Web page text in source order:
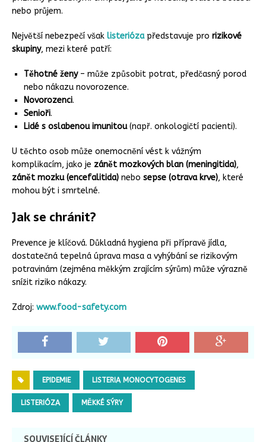
nebo průjem.
Největší nebezpečí však listerióza představuje pro rizikové
skupiny, mezi které patří:
Těhotné ženy– může způsobit potrat, předčasný porod
nebo nákazu novorozence.
Novorozenci.
Senioři.
Lidé s oslabenou imunitou(např. onkologičtí pacienti).
U těchto osob může onemocnění vést k vážným
komplikacím, jako je zánět mozkových blan (meningitida),
zánět mozku (encefalitida) nebo sepse (otrava krve), které
mohou být i smrtelné.
Jak se chránit?
Prevence je klíčová. Důkladná hygiena při přípravě jídla,
dostatečná tepelná úprava masa a vyhýbání se rizikovým
potravinám (zejména měkkým zrajícím sýrům) může výrazně
snížit riziko nákazy.
Zdroj: www.food-safety.com
EPIDEMIE LISTERIA MONOCYTOGENES
LISTERIÓZA MĚKKÉ SÝRY
SOUVISEJÍCÍ ČLÁNKY